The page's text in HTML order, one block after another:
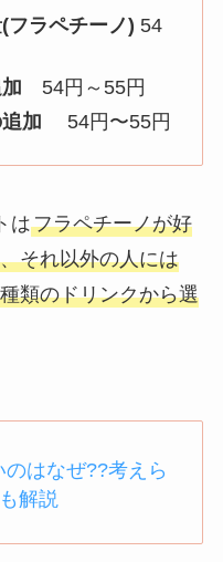
フラペチーノ) 54
54円～55円
加 54円〜55円
はフラペチーノが好
それ以外の人には
類のドリンクから選
はなぜ??考えら
解説